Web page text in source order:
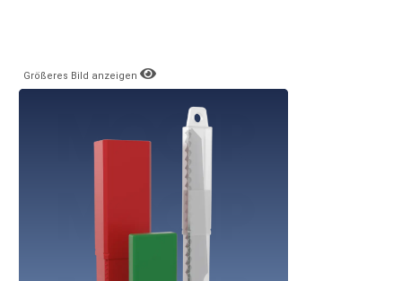
Größeres Bild anzeigen